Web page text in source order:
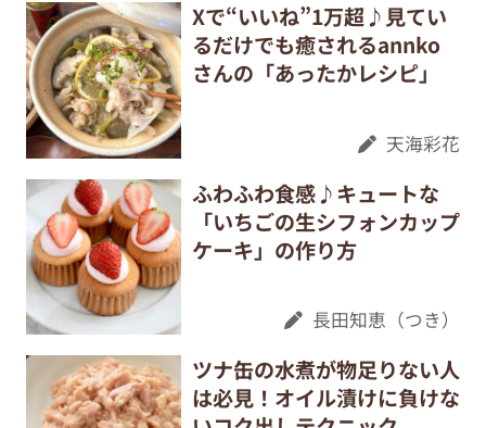
Xで“いいね”1万超♪見てい
るだけでも癒されるannko
さんの「あったかレシピ」
天海彩花
ふわふわ食感♪キュートな
「いちごの生シフォンカップ
ケーキ」の作り方
長田知恵（つき）
ツナ缶の水煮が物足りない人
は必見！オイル漬けに負けな